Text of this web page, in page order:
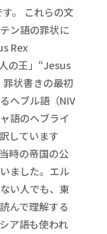
。 これらの文
ン語の罪状に
Rex
の王」“Jesus
罪状書きの最初
ヘブル語（NIV
語のヘブライ
しています
時の帝国の公
ました。エル
い人でも、東
んで理解する
ア語も使われ